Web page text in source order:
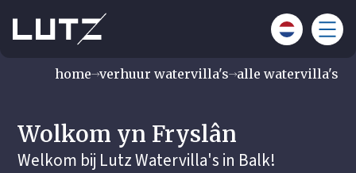
home verhuur watervilla's alle watervilla's
Wolkom yn Fryslân
Welkom bij Lutz Watervilla's in Balk!